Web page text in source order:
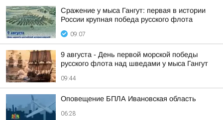
Сражение у мыса Гангут: первая в истории
России крупная победа русского флота
09:07
9 августа - День первой морской победы
русского флота над шведами у мыса Гангут
09:44
Оповещение БПЛА Ивановская область
06:28